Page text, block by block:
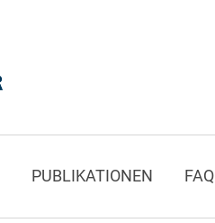
PUBLIKATIONEN FAQ